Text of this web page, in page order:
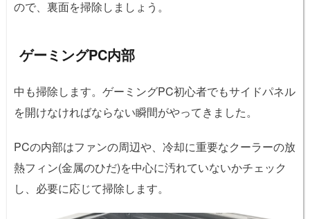
ので、裏面を掃除しましょう。
ゲーミングPC内部
中も掃除します。ゲーミングPC初心者でもサイドパネル
を開けなければならない瞬間がやってきました。
PCの内部はファンの周辺や、冷却に重要なクーラーの放
熱フィン(金属のひだ)を中心に汚れていないかチェック
し、必要に応じて掃除します。